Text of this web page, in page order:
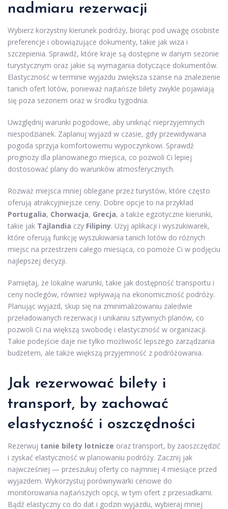
nadmiaru rezerwacji
Wybierz korzystny kierunek podróży, biorąc pod uwagę osobiste
preferencje i obowiązujące dokumenty, takie jak wiza i
szczepienia. Sprawdź, które kraje są dostępne w danym sezonie
turystycznym oraz jakie są wymagania dotyczące dokumentów.
Elastyczność w terminie wyjazdu zwiększa szanse na znalezienie
tanich ofert lotów, ponieważ najtańsze bilety zwykle pojawiają
się poza sezonem oraz w środku tygodnia.
Uwzględnij warunki pogodowe, aby uniknąć nieprzyjemnych
niespodzianek. Zaplanuj wyjazd w czasie, gdy przewidywana
pogoda sprzyja komfortowemu wypoczynkowi. Sprawdź
prognozy dla planowanego miejsca, co pozwoli Ci lepiej
dostosować plany do warunków atmosferycznych.
Rozważ miejsca mniej oblegane przez turystów, które często
oferują atrakcyjniejsze ceny. Dobre opcje to na przykład
Portugalia, Chorwacja, Grecja, a także egzotyczne kierunki,
takie jak Tajlandia czy Filipiny. Użyj aplikacji i wyszukiwarek,
które oferują funkcję wyszukiwania tanich lotów do różnych
miejsc na przestrzeni całego miesiąca, co pomoże Ci w podjęciu
najlepszej decyzji.
Pamiętaj, że lokalne warunki, takie jak dostępność transportu i
ceny noclegów, również wpływają na ekonomiczność podróży.
Planując wyjazd, skup się na zminimalizowaniu zaledwie
przeładowanych rezerwacji i unikaniu sztywnych planów, co
pozwoli Ci na większą swobodę i elastyczność w organizacji.
Takie podejście daje nie tylko możliwość lepszego zarządzania
budżetem, ale także większą przyjemność z podróżowania.
Jak rezerwować bilety i
transport, by zachować
elastyczność i oszczędności
Rezerwuj tanie bilety lotnicze oraz transport, by zaoszczędzić
i zyskać elastyczność w planowaniu podróży. Zacznij jak
najwcześniej — przeszukuj oferty co najmniej 4 miesiące przed
wyjazdem. Wykorzystuj porównywarki cenowe do
monitorowania najtańszych opcji, w tym ofert z przesiadkami.
Bądź elastyczny co do dat i godzin wyjazdu, wybieraj mniej